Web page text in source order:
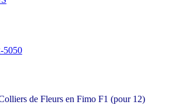
5050
de Fleurs en Fimo F1 (pour 12)